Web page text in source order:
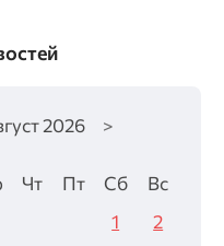
2026 >
Чт Пт Сб
Вс
1
2